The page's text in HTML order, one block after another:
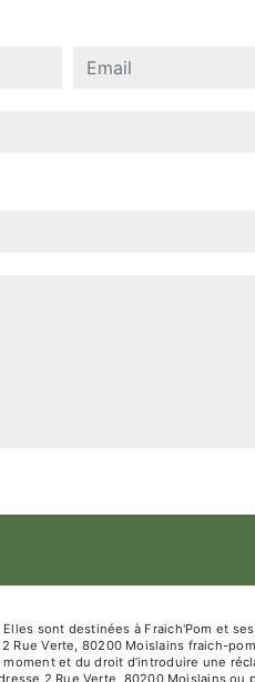
sont destinées à Fraich'Pom et
Verte, 80200 Moislains fraich-
et du droit d’introduire une